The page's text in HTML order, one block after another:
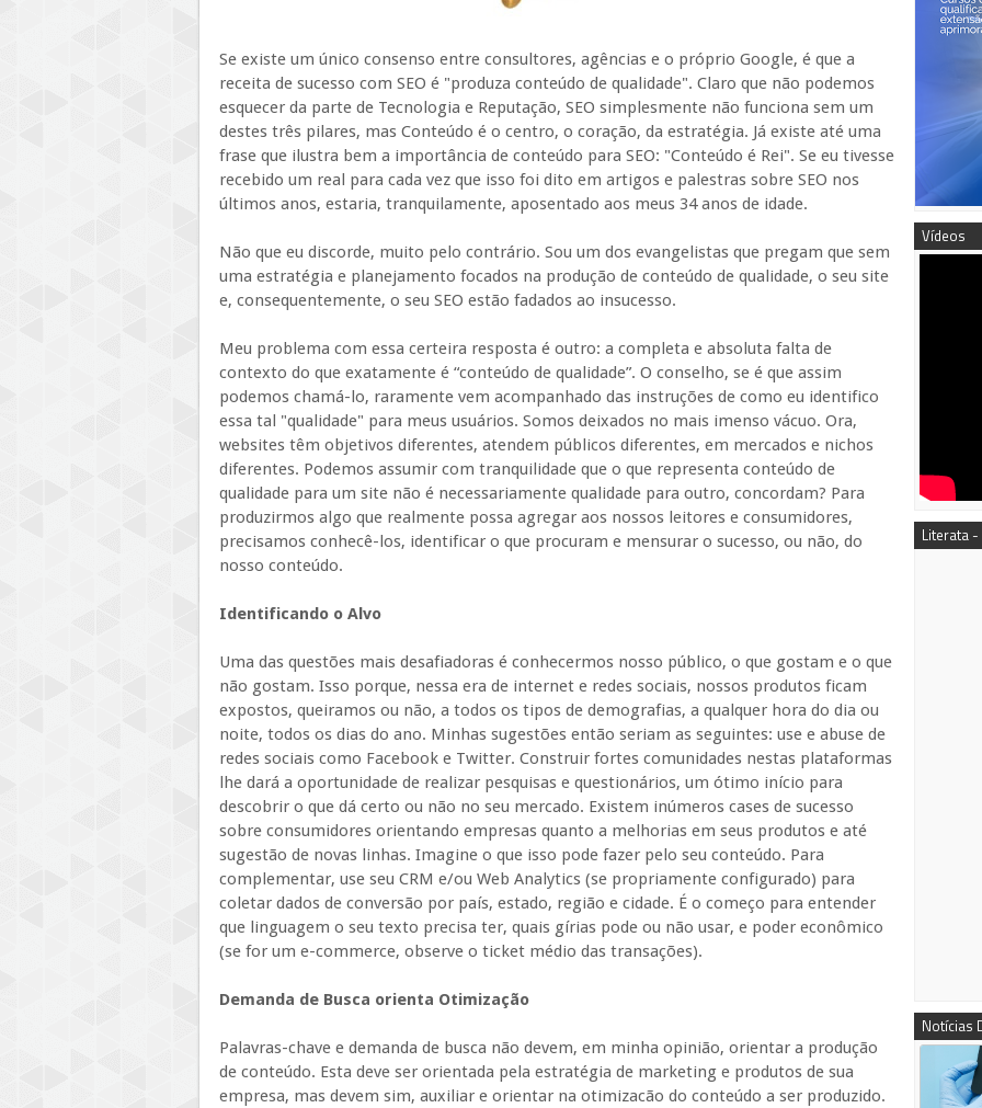
Se existe um único consenso entre consultores, agências e o próprio Google, é que a
receita de sucesso com SEO é "produza conteúdo de qualidade". Claro que não podemos
esquecer da parte de Tecnologia e Reputação, SEO simplesmente não funciona sem um
destes três pilares, mas Conteúdo é o centro, o coração, da estratégia. Já existe até uma
frase que ilustra bem a importância de conteúdo para SEO: "Conteúdo é Rei". Se eu tivesse
recebido um real para cada vez que isso foi dito em artigos e palestras sobre SEO nos
últimos anos, estaria, tranquilamente, aposentado aos meus 34 anos de idade.
Não que eu discorde, muito pelo contrário. Sou um dos evangelistas que pregam que sem
uma estratégia e planejamento focados na produção de conteúdo de qualidade, o seu site
e, consequentemente, o seu SEO estão fadados ao insucesso.
Meu problema com essa certeira resposta é outro: a completa e absoluta falta de
contexto do que exatamente é “conteúdo de qualidade”. O conselho, se é que assim
podemos chamá-lo, raramente vem acompanhado das instruções de como eu identifico
essa tal "qualidade" para meus usuários. Somos deixados no mais imenso vácuo. Ora,
websites têm objetivos diferentes, atendem públicos diferentes, em mercados e nichos
diferentes. Podemos assumir com tranquilidade que o que representa conteúdo de
qualidade para um site não é necessariamente qualidade para outro, concordam? Para
produzirmos algo que realmente possa agregar aos nossos leitores e consumidores,
precisamos conhecê-los, identificar o que procuram e mensurar o sucesso, ou não, do
nosso conteúdo.
Identificando o Alvo
Uma das questões mais desafiadoras é conhecermos nosso público, o que gostam e o que
não gostam. Isso porque, nessa era de internet e redes sociais, nossos produtos ficam
expostos, queiramos ou não, a todos os tipos de demografias, a qualquer hora do dia ou
noite, todos os dias do ano. Minhas sugestões então seriam as seguintes: use e abuse de
redes sociais como Facebook e Twitter. Construir fortes comunidades nestas plataformas
lhe dará a oportunidade de realizar pesquisas e questionários, um ótimo início para
descobrir o que dá certo ou não no seu mercado. Existem inúmeros cases de sucesso
sobre consumidores orientando empresas quanto a melhorias em seus produtos e até
sugestão de novas linhas. Imagine o que isso pode fazer pelo seu conteúdo. Para
complementar, use seu CRM e/ou Web Analytics (se propriamente configurado) para
coletar dados de conversão por país, estado, região e cidade. É o começo para entender
que linguagem o seu texto precisa ter, quais gírias pode ou não usar, e poder econômico
(se for um e-commerce, observe o ticket médio das transações).
Demanda de Busca orienta Otimização
Palavras-chave e demanda de busca não devem, em minha opinião, orientar a produção
de conteúdo. Esta deve ser orientada pela estratégia de marketing e produtos de sua
empresa, mas devem sim, auxiliar e orientar na otimizacão do conteúdo a ser produzido.
Vídeos
Literata
Notícias